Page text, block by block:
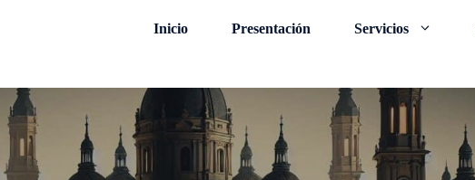
Inicio Presentación Servicios